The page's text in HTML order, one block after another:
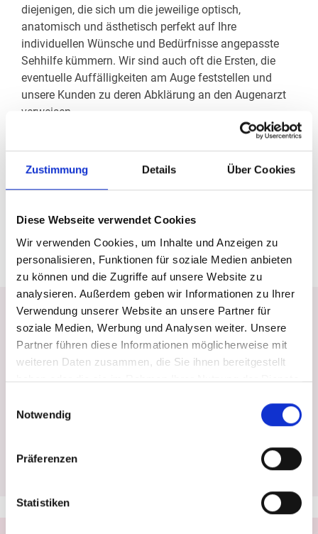
Zustimmung Details Über Cookies
Diese Webseite verwendet Cookies
Wir verwenden Cookies, um Inhalte und Anzeigen zu
personalisieren, Funktionen für soziale Medien anbieten
zu können und die Zugriffe auf unsere Website zu
analysieren. Außerdem geben wir Informationen zu Ihrer
Verwendung unserer Website an unsere Partner für
soziale Medien, Werbung und Analysen weiter. Unsere
Partner führen diese Informationen möglicherweise mit
weiteren Daten zusammen, die Sie ihnen bereitgestellt
haben oder die sie im Rahmen Ihrer Nutzung der Dienste
Notwendig
Präferenzen
Statistiken
diejenigen, die sich um die jeweilige optisch,
anatomisch und ästhetisch perfekt auf Ihre
individuellen Wünsche und Bedürfnisse angepasste
Sehhilfe kümmern. Wir sind auch oft die Ersten, die
eventuelle Auffälligkeiten am Auge feststellen und
unsere Kunden zu deren Abklärung an den Augenarzt
verweisen.
Wir verschaffen Ihnen meist ohne lange Wartezeiten
eine optimale Sicht, wir messen Ihre Sehstärke und
fertigen daraufhin die perfekten Kontaktlinsen oder die
individuell auf Ihre Sehaufgaben zugeschnittene Brille
trotz des Einzuges modernster und
computergesteuerter Technik – einen großen Teil
echter Handwerksarbeit bewahrt.
Unsere Öffnungszeiten
08:00
Mittwoch
Donnerstag
17:00 Uhr
12:00 Uhr